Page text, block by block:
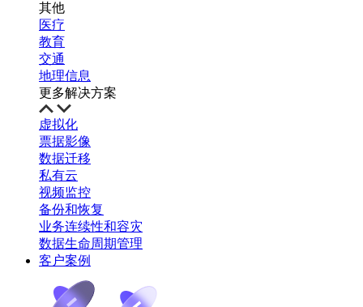
其他
医疗
教育
交通
地理信息
更多解决方案
虚拟化
票据影像
数据迁移
私有云
视频监控
备份和恢复
业务连续性和容灾
数据生命周期管理
客户案例